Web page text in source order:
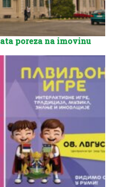
poreza na imovinu